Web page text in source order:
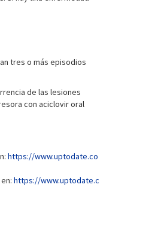
tres o más episodios
de las lesiones
con aciclovir oral
https://www.uptodate.co
https://www.uptodate.c